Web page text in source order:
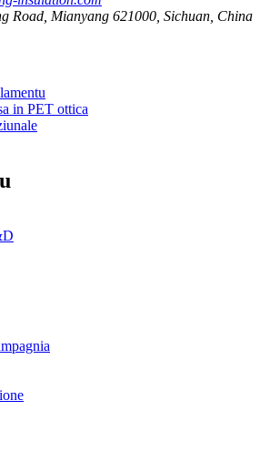
Road, Mianyang 621000, Sichuan, China
in PET ottica